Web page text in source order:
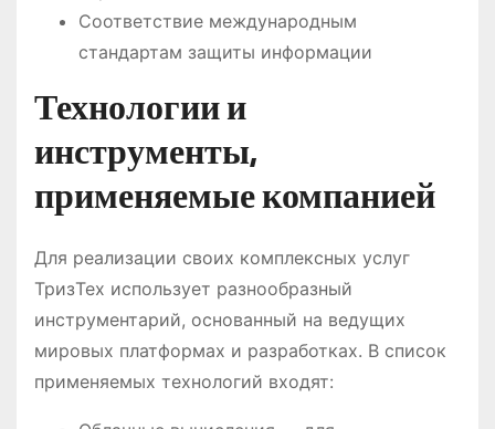
Соответствие международным
стандартам защиты информации
Технологии и
инструменты,
применяемые компанией
Для реализации своих комплексных услуг
ТризТех использует разнообразный
инструментарий, основанный на ведущих
мировых платформах и разработках. В список
применяемых технологий входят: